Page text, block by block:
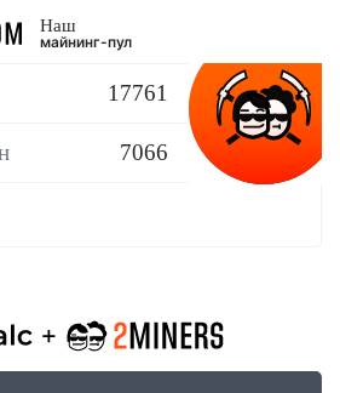
Наш
майнинг-пул
17761
7066